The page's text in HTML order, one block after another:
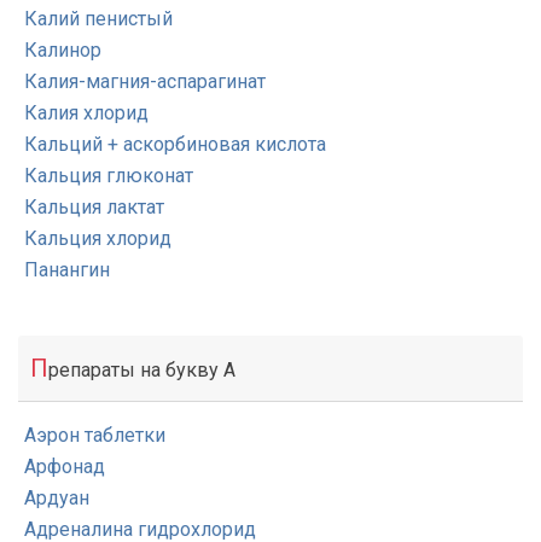
Калий пенистый
Калинор
Калия-магния-аспарагинат
Калия хлорид
Кальций + аскорбиновая кислота
Кальция глюконат
Кальция лактат
Кальция хлорид
Панангин
Препараты на букву А
Аэрон таблетки
Арфонад
Ардуан
Адреналина гидрохлорид